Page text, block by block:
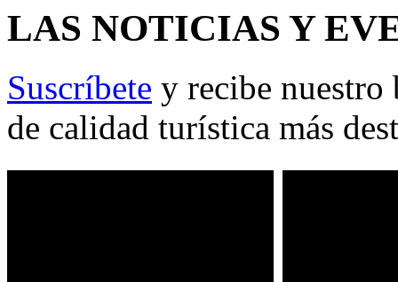
LAS NOTICIAS Y
Suscríbete y recibe nuestro
de calidad turística más